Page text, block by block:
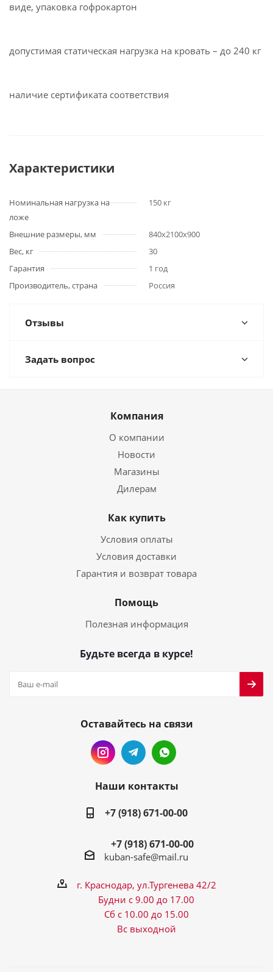
виде, упаковка гофрокартон
допустимая статическая нагрузка на кровать – до 240 кг
наличие сертификата соответствия
Характеристики
Номинальная нагрузка на
ложе
150 кг
Внешние размеры, мм
840x2100x900
Вес, кг
30
Гарантия
1 год
Производитель, страна
Россия
Отзывы
Задать вопрос
Компания
О компании
Новости
Магазины
Дилерам
Как купить
Условия оплаты
Условия доставки
Гарантия и возврат товара
Помощь
Полезная информация
Будьте всегда в курсе!
Оставайтесь на связи
Наши контакты
+7 (918) 671-00-00
+7 (918) 671-00-00
kuban-safe@mail.ru
г. Краснодар, ул.Тургенева 42/2
Будни с 9.00 до 17.00
Сб с 10.00 до 15.00
Вс выходной